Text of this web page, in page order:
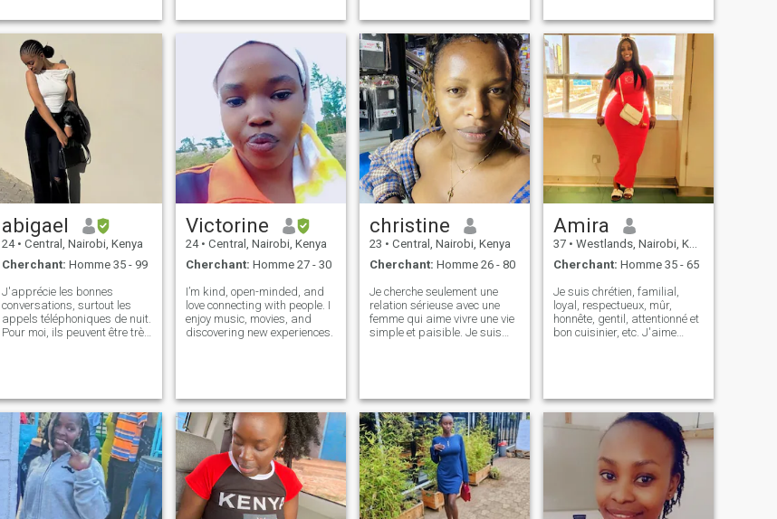
good conversations, lau
someone who’s equally
wherever I am.
meaningful with the right
person and I believe connect
abigael
24 • Central, Nairobi, Kenya
Cherchant: Homme 35 - 99
J'apprécie les bonnes
conversations, surtout les
appels téléphoniques de nuit.
Pour moi, ils peuvent être très
temps à l'intérieur, sauf
quand je vais au travail. Je
suis professeur de lycée et
j'apprécie vraiment mon
travail, car il me permet de
subvenir à mes besoins. À la
maison, j'aime cuisiner et
faire le ménage. Quand
j'étais jeune, mon professeur
Victorine
24 • Central, Nairobi, Kenya
Cherchant: Homme 27 - 30
I’m kind, open-minded, and
love connecting with people. I
enjoy music, movies, and
discovering new experiences.
christine
23 • Central, Nairobi, Kenya
Cherchant: Homme 26 - 80
Je cherche seulement une
relation sérieuse avec une
femme qui aime vivre une vie
simple et paisible. Je suis
gens qui m'honorent peuvent
être tout l'un pour l'autre. Si
vous êtes la personne, dites
bonjour aussi à l'autre.
NOTE: Je ne veux pas
gaspiller jouer à des jeux et
parler des bêtises ou juste
avoir des relations sexuelles
et je ne suis pas ici pour
Amira
37 • Westlands, Nairobi, Kenya
Cherchant: Homme 35 - 65
Je suis chrétien, familial,
loyal, respectueux, mûr,
honnête, gentil, attentionné et
bon cuisinier, etc. J'aime
aventure spontanée.
Cherchant à se connecter
avec quelqu'un de sincère,
gentil et prêt à partager de
bonnes conversations et des
rires. "Je suis un amoureux
de la vie et de nouvelles
expériences bonnes
vibrations seulement 😊